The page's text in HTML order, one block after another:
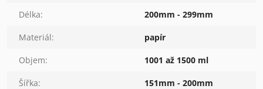
Délka: 200mm - 299mm
Materiál: papír
Objem: 1001 až 1500 ml
Šířka: 151mm - 200mm